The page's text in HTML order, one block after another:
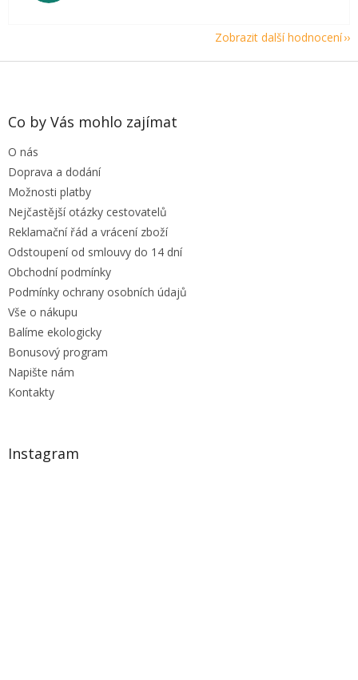
Zobrazit další hodnocení
Z
Co by Vás mohlo zajímat
O nás
Doprava a dodání
Možnosti platby
Nejčastější otázky cestovatelů
Reklamační řád a vrácení zboží
Odstoupení od smlouvy do 14 dní
Obchodní podmínky
Podmínky ochrany osobních údajů
Vše o nákupu
Balíme ekologicky
Bonusový program
Napište nám
Kontakty
Instagram